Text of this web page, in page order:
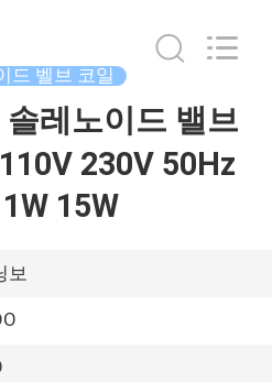
드 벨브 코일
레노이드 밸브
230V 50Hz
15W
보